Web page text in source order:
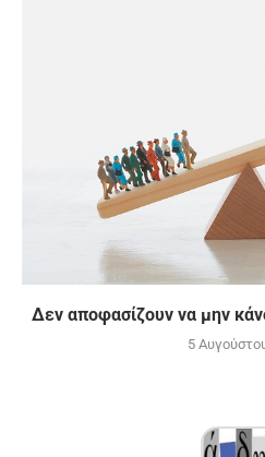
Δεν αποφασίζουν να μην
5